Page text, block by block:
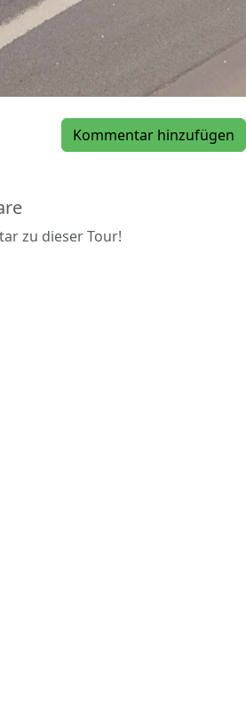
Kommentar hinzufügen
zu dieser Tour!